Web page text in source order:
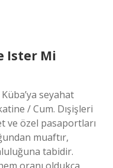
Ister Mi
seyahat
/ Cum. Dışişleri
ve özel pasaportları
muaftır,
tabidir.